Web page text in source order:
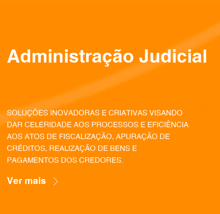
Administração Judicial
SOLUÇÕES INOVADORAS E CRIATIVAS VISANDO
DAR CELERIDADE AOS PROCESSOS E EFICIÊNCIA
AOS ATOS DE FISCALIZAÇÃO, APURAÇÃO DE
CRÉDITOS, REALIZAÇÃO DE BENS E
PAGAMENTOS DOS CREDORES.
Ver mais